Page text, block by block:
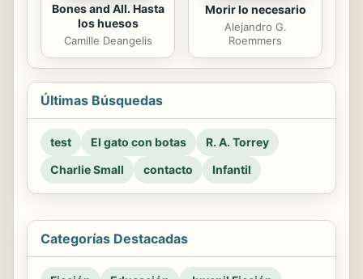
Bones and All. Hasta
los huesos
Camille Deangelis
Morir lo necesario
Alejandro G.
Roemmers
Últimas Búsquedas
test El gato con botas
R. A. Torrey
Charlie Small
contacto Infantil
Categorías Destacadas